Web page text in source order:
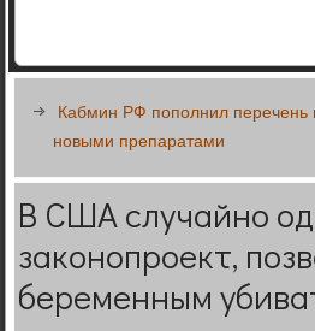
Кабмин РФ пополнил перечень
новыми препаратами
В США случайно
законопроект,
беременным